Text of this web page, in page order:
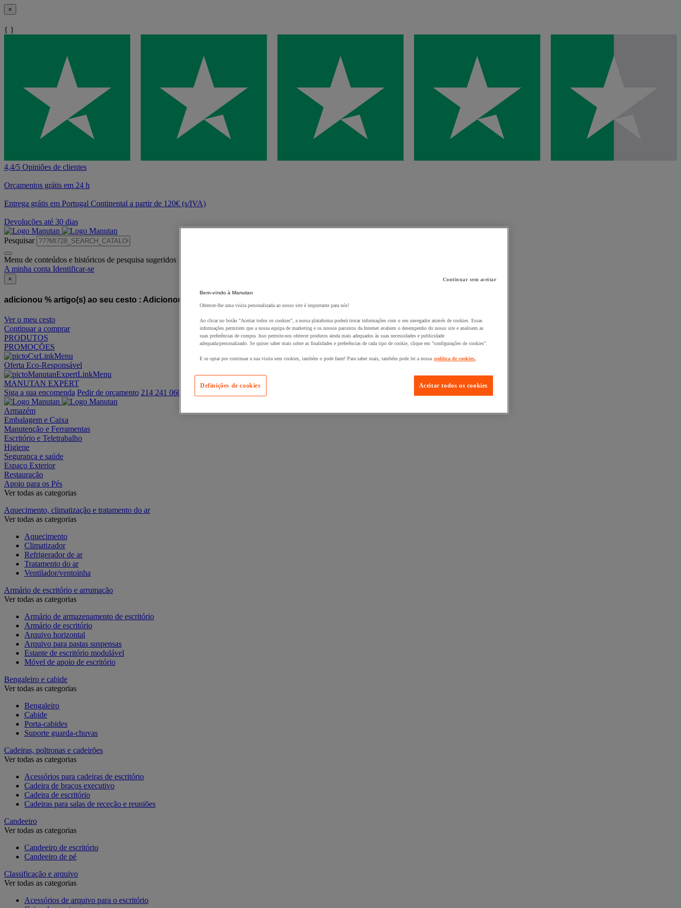
×
{ }
4,4/5 Opiniões de clientes
Orçamentos grátis em 24 h
Entrega grátis em Portugal Continental a partir de 120€ (s/IVA)
Devoluções até 30 dias
Pesquisar
Menu de conteúdos e históricos de pesquisa sugeridos
A minha conta Identificar-se
×
adicionou % artigo(s) ao seu cesto : Adicionou este artigo ao seu cesto :
Ver o meu cesto
Continuar a comprar
PRODUTOS
PROMOÇÕES
Oferta Eco-Responsável
MANUTAN EXPERT
Siga a sua encomenda Pedir de orçamento 214 241 060
Armazém
Embalagem e Caixa
Manutenção e Ferramentas
Escritório e Teletrabalho
Higiene
Segurança e saúde
Espaço Exterior
Restauração
Apoio para os Pés
Ver todas as categorias
Aquecimento, climatização e tratamento do ar
Ver todas as categorias
Aquecimento
Climatizador
Refrigerador de ar
Tratamento do ar
Ventilador/ventoinha
Armário de escritório e arrumação
Ver todas as categorias
Armário de armazenamento de escritório
Armário de escritório
Arquivo horizontal
Arquivo para pastas suspensas
Estante de escritório modulável
Móvel de apoio de escritório
Bengaleiro e cabide
Ver todas as categorias
Bengaleiro
Cabide
Porta-cabides
Suporte guarda-chuvas
Cadeiras, poltronas e cadeirões
Ver todas as categorias
Acessórios para cadeiras de escritório
Cadeira de braços executivo
Cadeira de escritório
Cadeiras para salas de receção e reuniões
Candeeiro
Ver todas as categorias
Candeeiro de escritório
Candeeiro de pé
Classificação e arquivo
Ver todas as categorias
Acessórios de arquivo para o escritório
Continuar sem aceitar
Bem-vindo à Manutan
Oferecer-lhe uma visita personalizada ao nosso site é importante para nós!
Ao clicar no botão "Aceitar todos os cookies", a nossa plataforma poderá trocar informações com o seu navegador através de cookies. Essas
informações permitem que a nossa equipa de marketing e os nossos parceiros da Internet avaliem o desempenho do nosso site e analisem as
suas preferências de compra. Isso permite-nos oferecer produtos ainda mais adequados às suas necessidades e publicidade
adequada/personalizado. Se quiser saber mais sobre as finalidades e preferências de cada tipo de cookie, clique em "configurações de cookies".
E se optar por continuar a sua visita sem cookies, também o pode fazer! Para saber mais, também pode ler a nossa política de cookies.
Aceitar todos os cookies
Definições de cookies